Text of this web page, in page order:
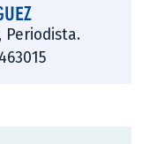
Periodista.